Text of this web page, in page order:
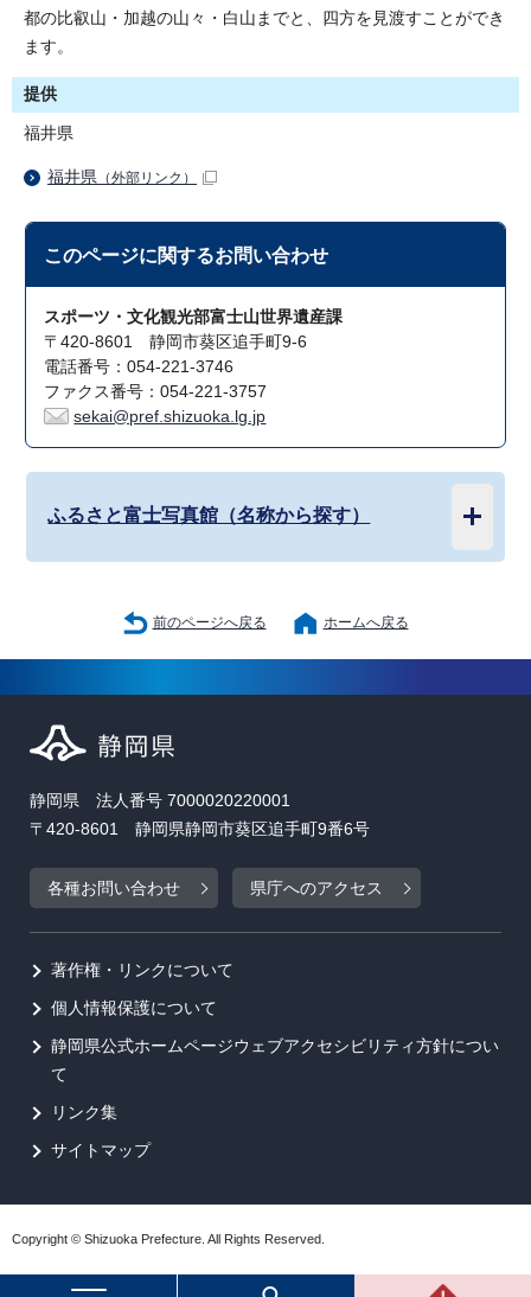
都の比叡山・加越の山々・白山までと、四方を見渡すことができ
ます。
提供
福井県
福井県 （外部リンク）
このページに関するお問い合わせ
スポーツ・文化観光部富士山世界遺産課
〒420-8601 静岡市葵区追手町9-6
電話番号：054-221-3746
ファクス番号：054-221-3757
sekai@pref.shizuoka.lg.jp
ふるさと富士写真館（名称から探す）
前のページへ戻る ホームへ戻る
静岡県 法人番号 7000020220001
〒420-8601 静岡県静岡市葵区追手町9番6号
各種お問い合わせ 県庁へのアクセス
著作権・リンクについて
個人情報保護について
静岡県公式ホームページウェブアクセシビリティ方針につい
て
リンク集
サイトマップ
Copyright © Shizuoka Prefecture. All Rights Reserved.